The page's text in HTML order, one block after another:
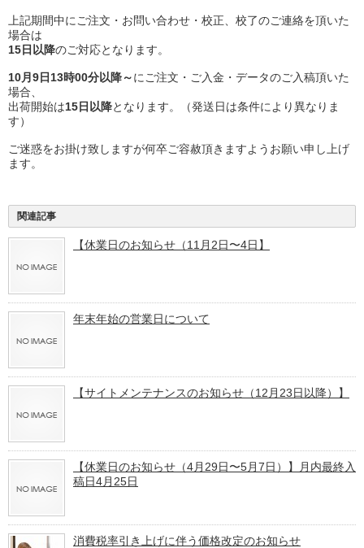
上記期間中にご注文・お問い合わせ・校正、校了のご連絡を頂いた
場合は
15日以降のご対応となります。
10月9日13時00分以降～にご注文・ご入金・データのご入稿頂いた
場合、
出荷開始は15日以降となります。（発送日は条件により異なりま
す）
ご迷惑をお掛け致しますが何卒ご容赦頂きますようお願い申し上げ
ます。
関連記事
【休業日のお知らせ（11月2日〜4日】
年末年始の営業日について
【サイトメンテナンスのお知らせ（12月23日以降）】
【休業日のお知らせ（4月29日〜5月7日）】月内最終入
稿日4月25日
消費税率引き上げに伴う価格改定のお知らせ